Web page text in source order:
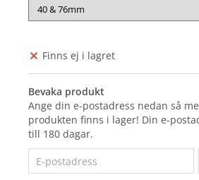
Finns ej i lagret
Bevaka produkt
Ange din e-postadress nedan så
produkten finns i lager! Din e-
till 180 dagar.